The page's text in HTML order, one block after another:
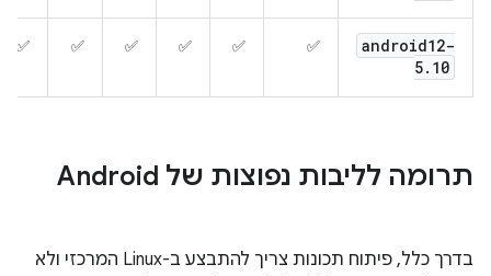
android12-
5. 10
✅
✅
✅
✅
✅
✅
תרומה לליבות נפוצות של Android
בדרך כלל, פיתוח תכונות צריך להתבצע ב-Linux המרכזי ולא